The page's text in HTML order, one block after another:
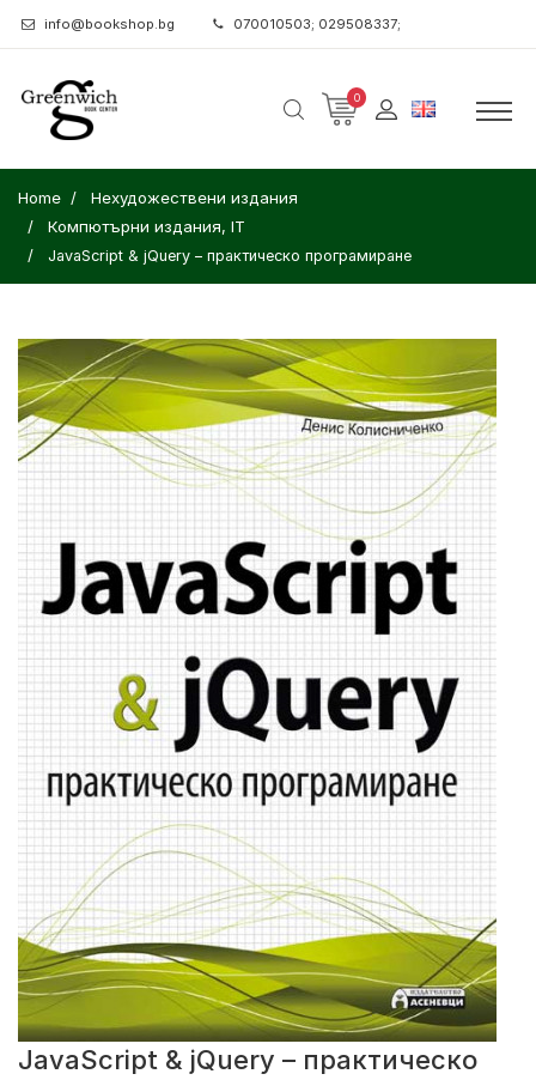
info@bookshop.bg 070010503; 029508337;
0
Home
Нехудожествени издания
Компютърни издания, IT
JavaScript & jQuery – практическо програмиране
JavaScript & jQuery – практическо